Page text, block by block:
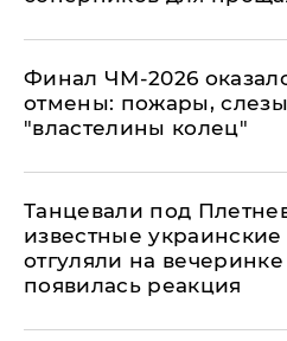
Финал ЧМ-2026
отмены: пожары,
"властелины колец"
Танцевали под
известные
отгуляли на
появилась реакция